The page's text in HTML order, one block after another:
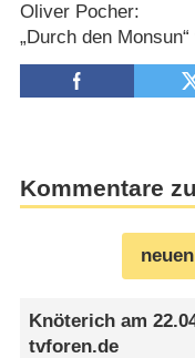
Oliver Pocher:
„Durch den
Kommentare
Knöterich am
tvforen.de